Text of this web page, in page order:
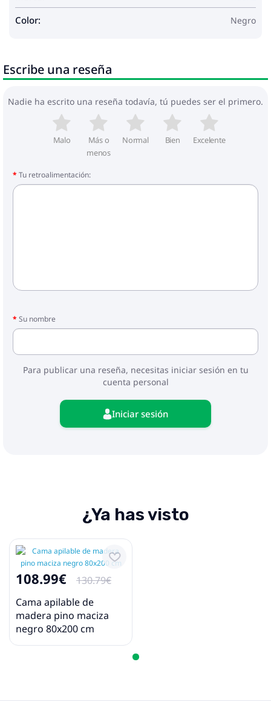
Color: Negro
Escribe una reseña
Nadie ha escrito una reseña todavía, tú puedes ser el primero.
Malo
Más o
menos
Normal Bien Excelente
Tu retroalimentación:
Su nombre
Para publicar una reseña, necesitas iniciar sesión en tu
cuenta personal
Iniciar sesión
¿Ya has visto
108.99€
130.79€
Cama apilable de
madera pino maciza
negro 80x200 cm